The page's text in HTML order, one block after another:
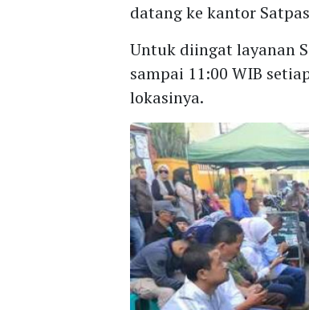
datang ke kantor
Untuk diingat layanan
sampai 11:00 WIB
lokasinya.